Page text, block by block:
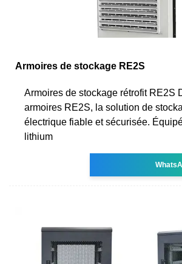
Armoires de stockage RE2S
Armoires de stockage rétrofit RE2S
armoires RE2S, la solution de
électrique fiable et sécurisée.
lithium